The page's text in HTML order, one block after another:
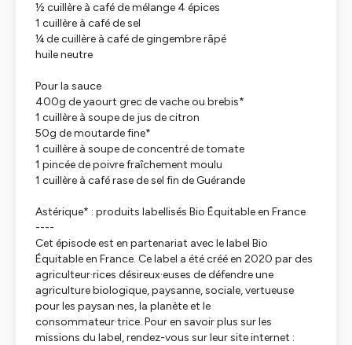
½ cuillère à café de mélange 4 épices
1 cuillère à café de sel
¼ de cuillère à café de gingembre râpé
huile neutre
Pour la sauce
400g de yaourt grec de vache ou brebis*
1 cuillère à soupe de jus de citron
50g de moutarde fine*
1 cuillère à soupe de concentré de tomate
1 pincée de poivre fraîchement moulu
1 cuillère à café rase de sel fin de Guérande
Astérique* : produits labellisés Bio Équitable en France
----
Cet épisode est en partenariat avec le label Bio
Équitable en France. Ce label a été créé en 2020 par des
agriculteur·rices désireux·euses de défendre une
agriculture biologique, paysanne, sociale, vertueuse
pour les paysan·nes, la planète et le
consommateur·trice. Pour en savoir plus sur les
missions du label, rendez-vous sur leur site internet :